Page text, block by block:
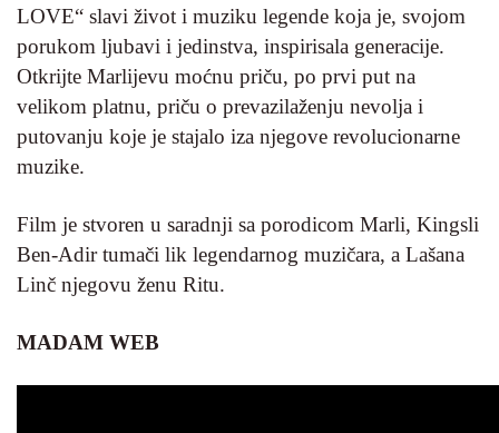
LOVE“ slavi život i muziku legende koja je, svojom
porukom ljubavi i jedinstva, inspirisala generacije.
Otkrijte Marlijevu moćnu priču, po prvi put na
velikom platnu, priču o prevazilaženju nevolja i
putovanju koje je stajalo iza njegove revolucionarne
muzike.
Film je stvoren u saradnji sa porodicom Marli, Kingsli
Ben-Adir tumači lik legendarnog muzičara, a Lašana
Linč njegovu ženu Ritu.
MADAM WEB